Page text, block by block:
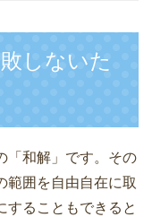
しないた
「和解」です。その
範囲を自由自在に取
することもできると